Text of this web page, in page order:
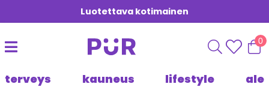
Luotettava kotimainen
0
terveys kauneus lifestyle ale